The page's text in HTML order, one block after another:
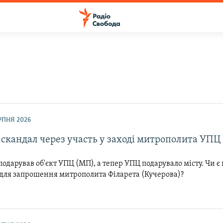
2026
скандал через участь у заході митрополита УПЦ
об'єкт УПЦ (МП), а тепер УПЦ подарувало місту. Чи є
запрошення митрополита Філарета (Кучерова)?